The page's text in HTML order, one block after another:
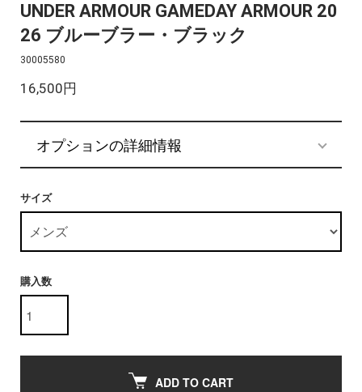
UNDER ARMOUR GAMEDAY ARMOUR 20
26 ブルーブラー・ブラック
30005580
16,500円
オプションの詳細情報
サイズ
購入数
ADD TO CART